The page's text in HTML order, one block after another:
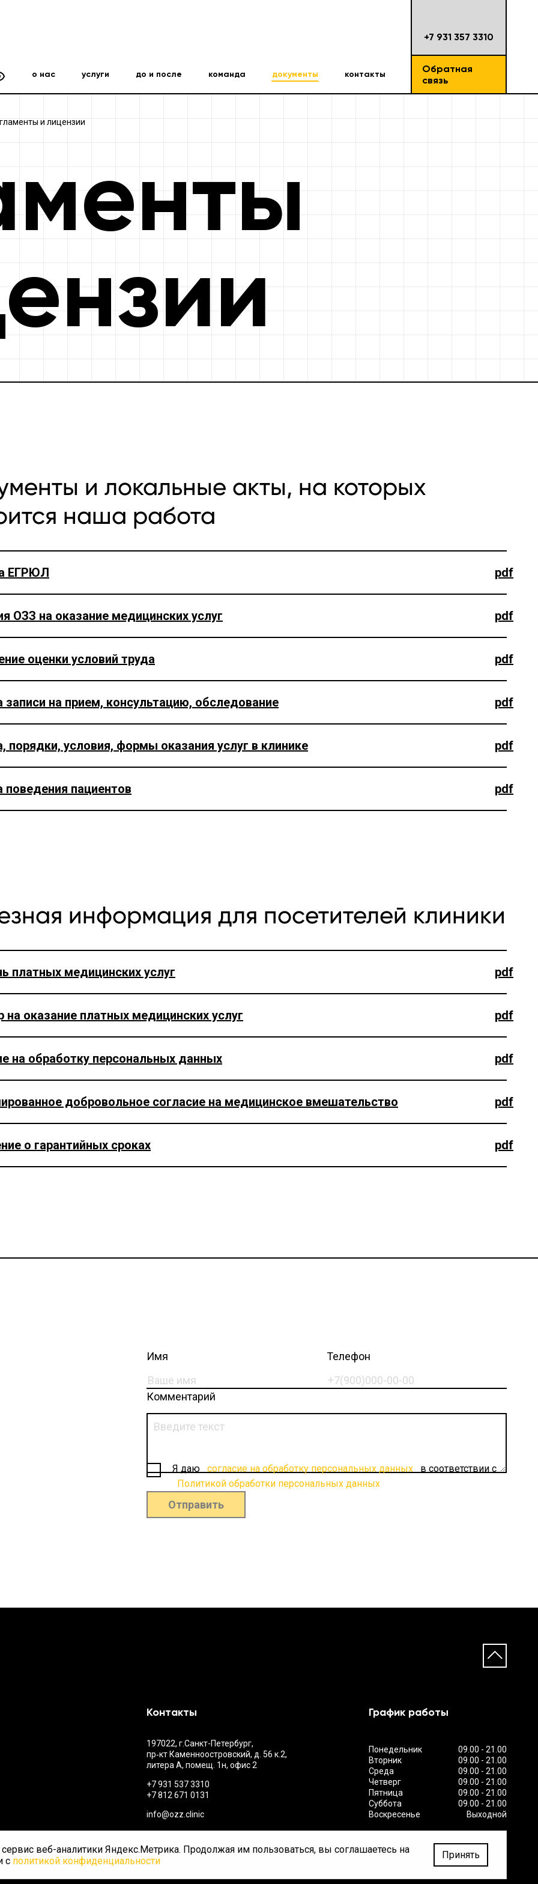
о нас услуги до и после команда документы контакты
+7 931 357 3310
Обратная
связь
веб-аналитики Яндекс.Метрика. Продолжая им пользоваться, вы соглашаетесь на
с политикой конфиденциальности Принять
и лицензии
и локальные акты, на которых
наша работа
ЕГРЮЛ pdf
ОЗЗ на оказание медицинских услуг pdf
оценки условий труда pdf
записи на прием, консультацию, обследование pdf
порядки, условия, формы оказания услуг в клинике pdf
поведения пациентов pdf
информация для посетителей клиники
платных медицинских услуг pdf
на оказание платных медицинских услуг pdf
на обработку персональных данных pdf
добровольное согласие на медицинское вмешательство pdf
о гарантийных сроках pdf
Имя Телефон
Комментарий
Я даю согласие на обработку персональных данных
в соответствии с
Политикой обработки персональных данных
Отправить
Контакты
197022, г.Санкт-Петербург,
пр‑кт Каменноостровский, д. 56 к.2,
литера А, помещ. 1н, офис 2
+7 931 537 3310
+7 812 671 0131
info@ozz.clinic
График работы
Понедельник
09.00 - 21.00
Вторник
09.00 - 21.00
Среда
09.00 - 21.00
Четверг
09.00 - 21.00
Пятница
09.00 - 21.00
Суббота
09.00 - 21.00
Воскресенье
Выходной
Создано Brandy.studio